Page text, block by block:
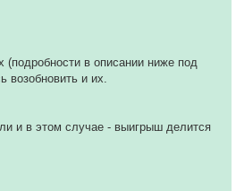
(подробности в описании ниже под
и их.
и в этом случае - выигрыш делится